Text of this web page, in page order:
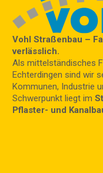
Vohl Straßenbau –
verlässlich.
Als mittelständisches
Echterdingen sind wir
Kommunen, Industrie
Schwerpunkt liegt im
Pflaster- und